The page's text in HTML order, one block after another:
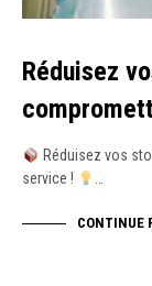
Réduisez
Réduisez vos
service !
…
CONTINUE